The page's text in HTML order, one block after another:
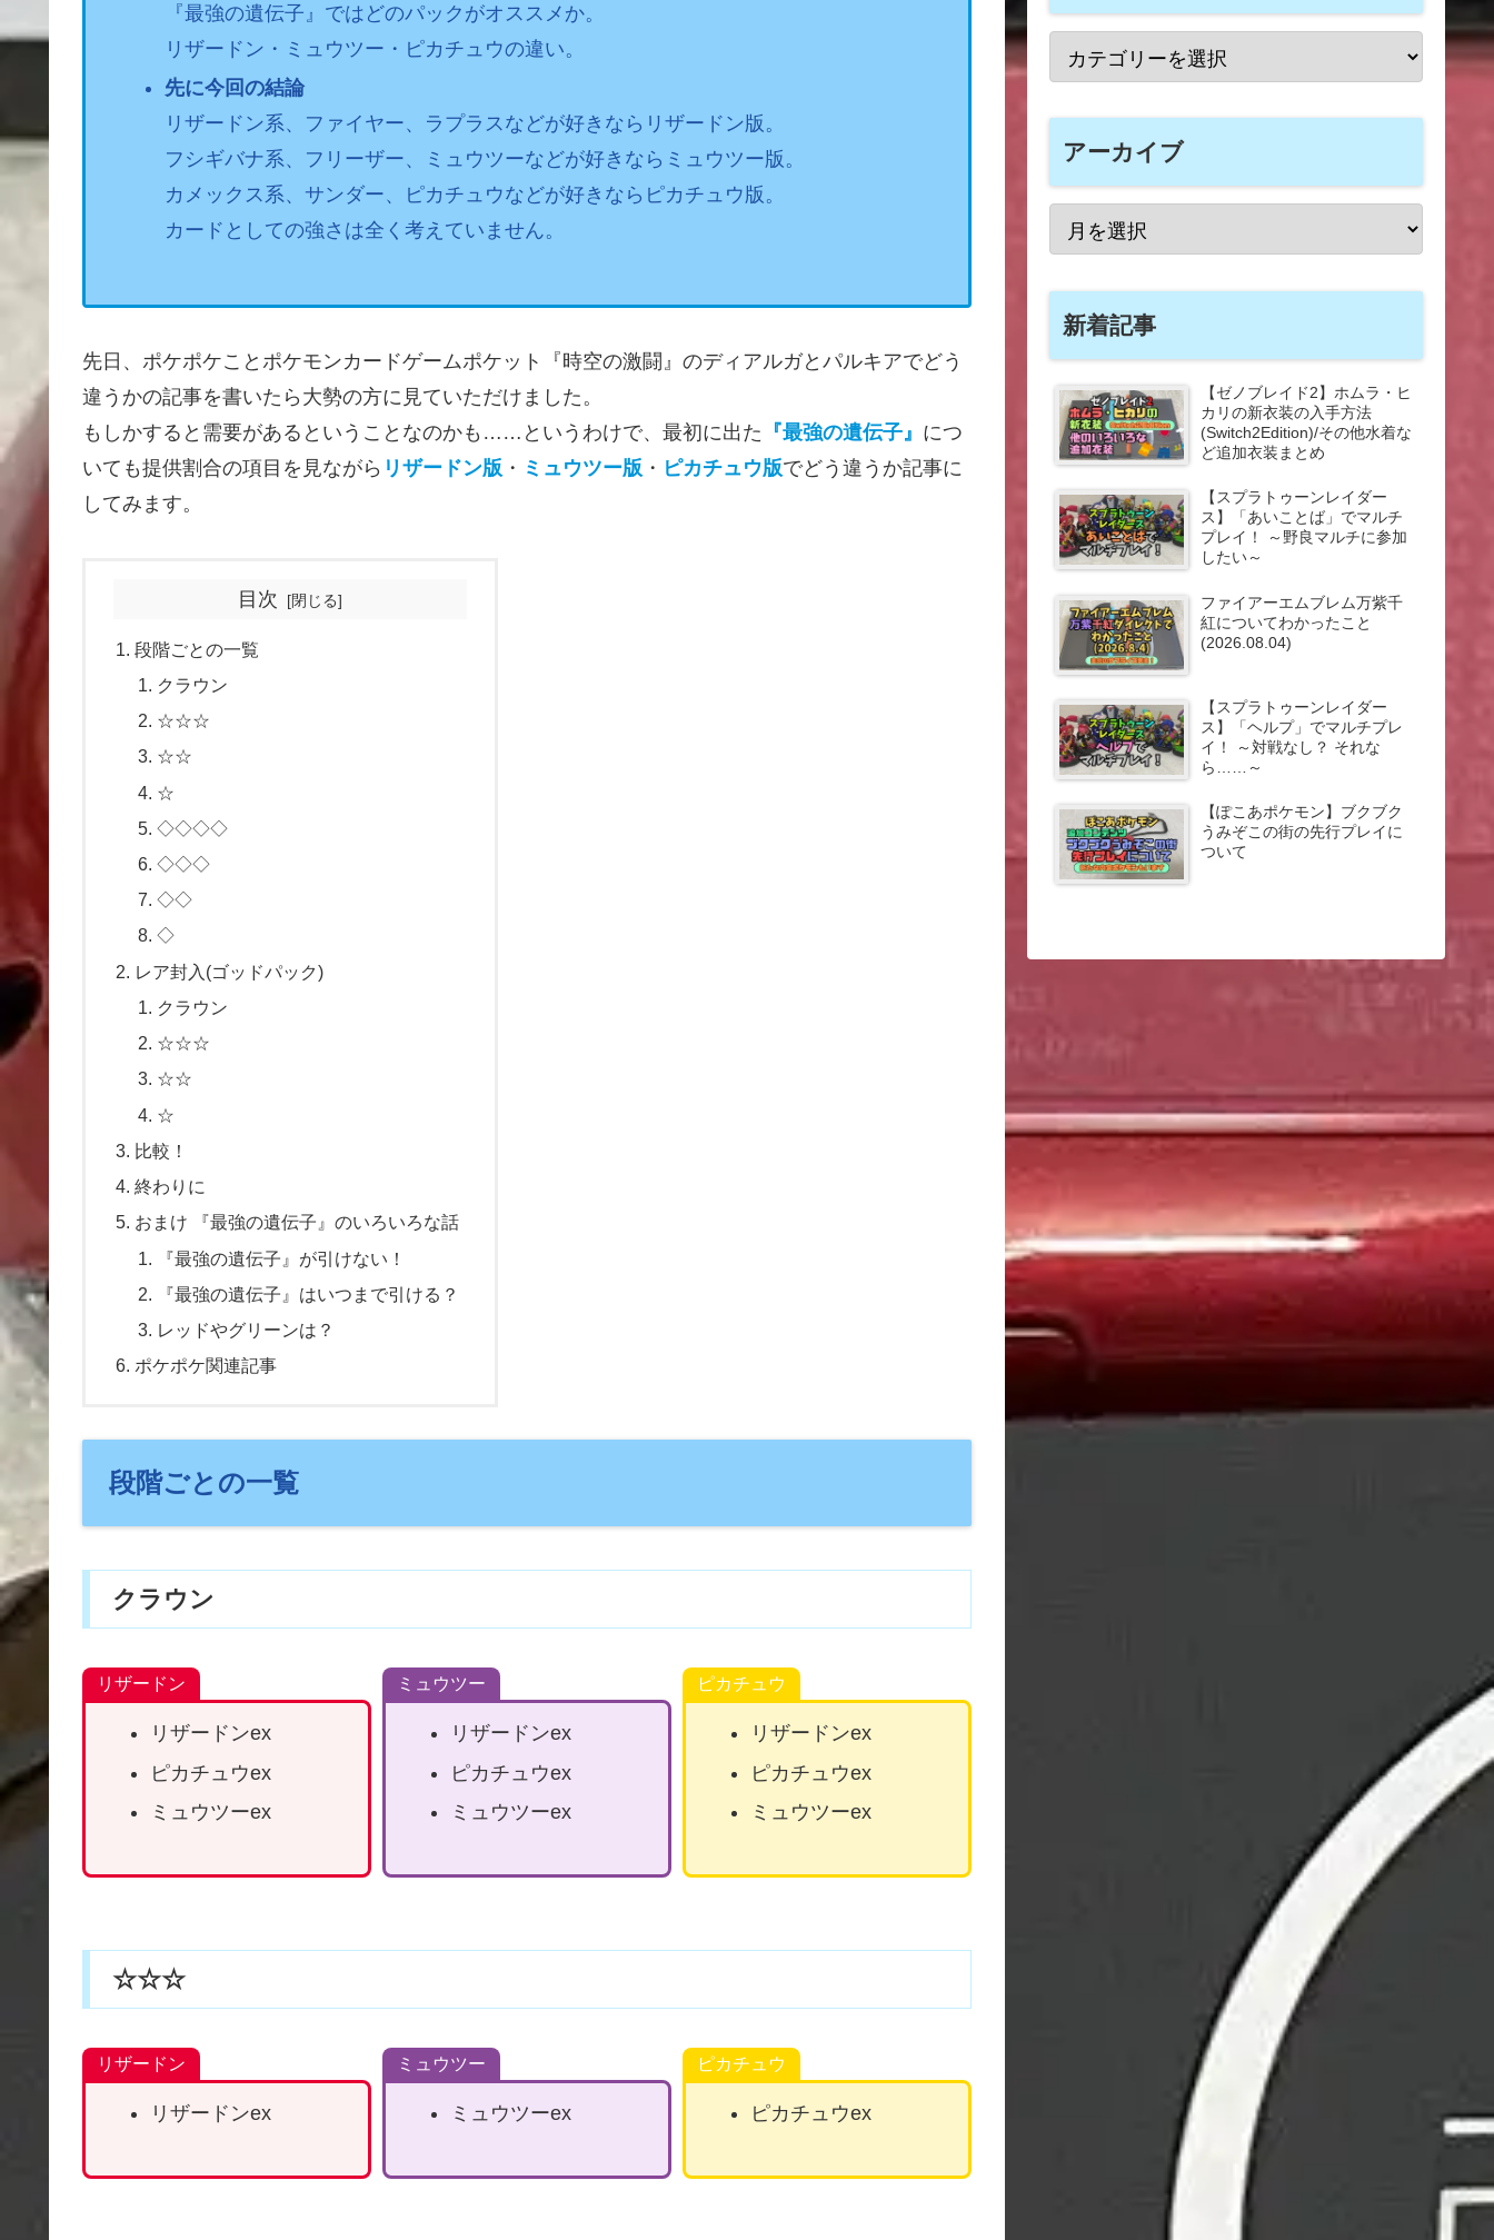
『最強の遺伝子』ではどのパックがオススメか。
リザードン・ミュウツー・ピカチュウの違い。
先に今回の結論
リザードン系、ファイヤー、ラプラスなどが好きならリザードン版。
フシギバナ系、フリーザー、ミュウツーなどが好きならミュウツー版。
カメックス系、サンダー、ピカチュウなどが好きならピカチュウ版。
カードとしての強さは全く考えていません。
先日、ポケポケことポケモンカードゲームポケット『時空の激闘』のディアルガとパルキアでどう
違うかの記事を書いたら大勢の方に見ていただけました。
もしかすると需要があるということなのかも……というわけで、最初に出た 『最強の遺伝子』 につ
いても提供割合の項目を見ながら リザードン版 ・ ミュウツー版 ・ ピカチュウ版でどう違うか記事に
してみます。
目次
段階ごとの一覧
クラウン
☆☆☆
☆☆
☆
◇◇◇◇
◇◇◇
◇◇
◇
レア封入(ゴッドパック)
クラウン
☆☆☆
☆☆
☆
比較！
終わりに
おまけ 『最強の遺伝子』のいろいろな話
『最強の遺伝子』が引けない！
『最強の遺伝子』はいつまで引ける？
レッドやグリーンは？
ポケポケ関連記事
段階ごとの一覧
クラウン
リザードン
リザードンex
ピカチュウex
ミュウツーex
ミュウツー
リザードンex
ピカチュウex
ミュウツーex
ピカチュウ
リザードンex
ピカチュウex
ミュウツーex
☆☆☆
リザードン
リザードンex
ミュウツー
ミュウツーex
ピカチュウ
ピカチュウex
アーカイブ
新着記事
【ゼノブレイド2】ホムラ・ヒ
カリの新衣装の入手方法
(Switch2Edition)/その他水着な
ど追加衣装まとめ
【スプラトゥーンレイダー
ス】「あいことば」でマルチ
プレイ！ ～野良マルチに参加
したい～
ファイアーエムブレム万紫千
紅についてわかったこと
(2026.08.04)
【スプラトゥーンレイダー
ス】「ヘルプ」でマルチプレ
イ！ ～対戦なし？ それな
ら……～
【ぽこあポケモン】ブクブク
うみぞこの街の先行プレイに
ついて